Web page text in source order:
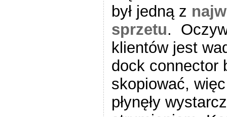
był jedną z
sprzetu.
klientów jest
dock connector
skopiować,
płynęły